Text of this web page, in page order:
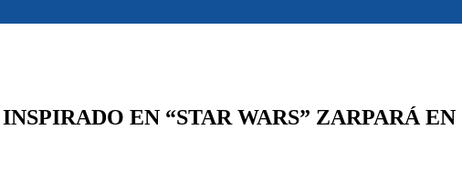
EN “STAR WARS” ZARPARÁ EN